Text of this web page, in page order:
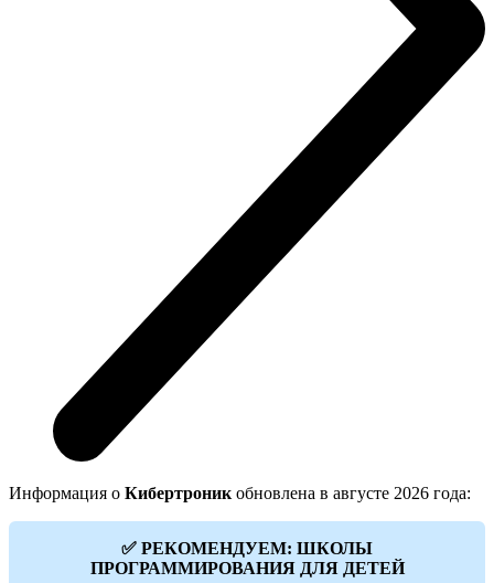
Информация о Кибертроник обновлена в августе 2026 года:
✅ РЕКОМЕНДУЕМ: ШКОЛЫ
ПРОГРАММИРОВАНИЯ ДЛЯ ДЕТЕЙ